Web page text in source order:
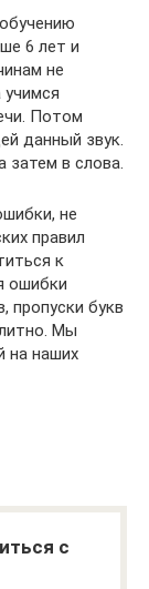
6 лет и
не
учимся
Потом
данный звук.
затем в слова.
не
правил
к
ошибки
пропуски букв
Мы
на наших
с